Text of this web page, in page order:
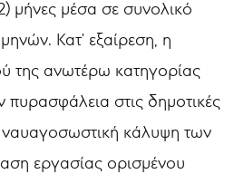
μήνες μέσα σε συνολικό
Κατ' εξαίρεση, η
της ανωτέρω κατηγορίας
πυρασφάλεια στις δημοτικές
ναυαγοσωστική κάλυψη των
εργασίας ορισμένου